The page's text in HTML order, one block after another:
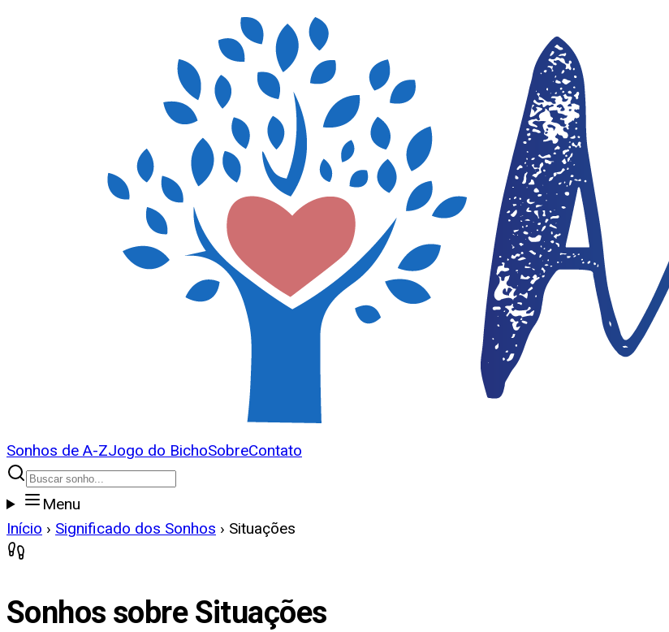
Sonhos de A-ZJogo do BichoSobreContato
Menu
Início › Significado dos Sonhos › Situações
Sonhos sobre Situações